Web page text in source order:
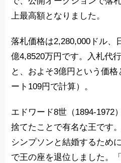
上最高額となりました。
落札価格は2,280,000ドル、
億4,8520万円です。入札代
と、およそ3億円という価
ート109円で計算）。
エドワード8世（1894-1972
捨てたことで有名な王です
シンプソンと結婚するため
で王の座を退位しました。